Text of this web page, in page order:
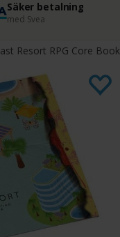
Säker betalning
med Svea
dagars ångerrätt
retur
Resort RPG Core Book